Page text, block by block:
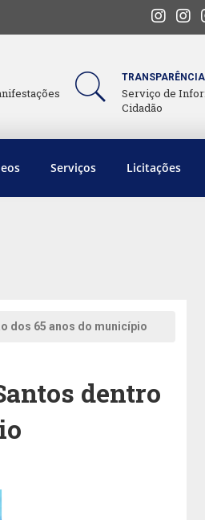
TRANSPARÊNCIA
Serviço de
Cidadão
Serviços Licitações
dos 65 anos do município
dentro